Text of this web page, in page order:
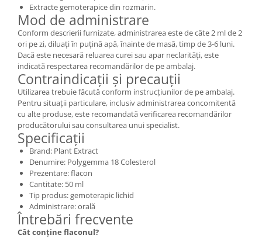
Extracte gemoterapice din rozmarin.
Mod de administrare
Conform descrierii furnizate, administrarea este de câte 2 ml de 2
ori pe zi, diluați în puțină apă, înainte de masă, timp de 3-6 luni.
Dacă este necesară reluarea curei sau apar neclarități, este
indicată respectarea recomandărilor de pe ambalaj.
Contraindicații și precauții
Utilizarea trebuie făcută conform instrucțiunilor de pe ambalaj.
Pentru situații particulare, inclusiv administrarea concomitentă
cu alte produse, este recomandată verificarea recomandărilor
producătorului sau consultarea unui specialist.
Specificații
Brand: Plant Extract
Denumire: Polygemma 18 Colesterol
Prezentare: flacon
Cantitate: 50 ml
Tip produs: gemoterapic lichid
Administrare: orală
Întrebări frecvente
Cât conține flaconul?